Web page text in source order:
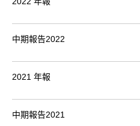
中期報告2022
2021 年報
中期報告2021